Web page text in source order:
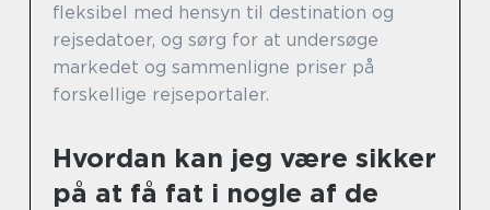
fleksibel med hensyn til destination og
rejsedatoer, og sørg for at undersøge
markedet og sammenligne priser på
forskellige rejseportaler.
Hvordan kan jeg være sikker
på at få fat i nogle af de